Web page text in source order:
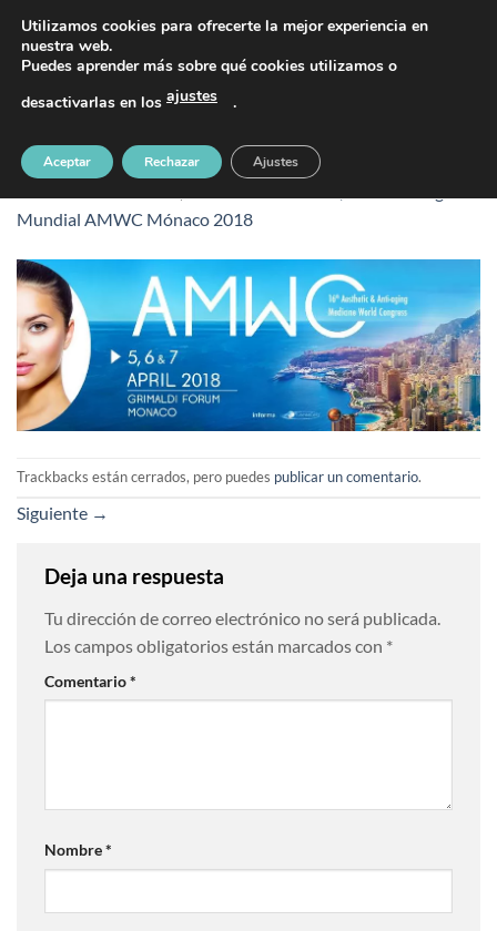
contenido
PIDE TU CITA AL TELÉFONO 637 42 97 25
Congreso-Mundial-AMWC-Mónaco-2018
Mundial AMWC Mónaco 2018
Trackbacks están cerrados, pero puedes publicar un comentario.
Siguiente →
Deja una respuesta
Tu dirección de correo electrónico no será publicada.
Los campos obligatorios están marcados con *
Comentario*
Nombre*
Utilizamos cookies para ofrecerte la mejor experiencia en
nuestra web.
Puedes aprender más sobre qué cookies utilizamos o
desactivarlas en los ajustes .
Aceptar Rechazar Ajustes